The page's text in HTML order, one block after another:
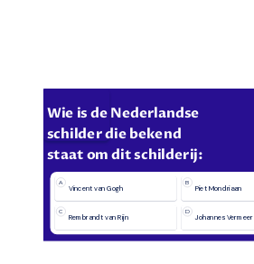
Wie is de Nederlandse
schilder die bekend
staat om dit schilderij:
A
Vincent van Gogh
B
Piet Mondriaan
C
Rembrandt van Rijn
D
Johannes Vermeer